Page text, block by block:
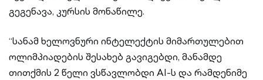
გეგენავა, კურსის მონაწილე.
“სანამ ხელოვნური ინტელექტის მიმართულებით
ოლიმპიადების შესახებ გავიგებდი, მანამდე
თითქმის 2 წელი ვსწავლობდი AI-ს და რამდენიმე